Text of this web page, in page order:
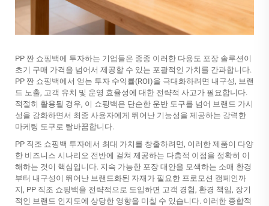
PP 짠 쇼핑백에 투자하는 기업들은 종종 이러한 다용도 포장 솔루션이
초기 구매 가격을 넘어서 제공할 수 있는 포괄적인 가치를 간과합니다.
PP 짠 쇼핑백에서 얻는 투자 수익률(ROI)을 극대화하려면 내구성, 브랜
드 노출, 고객 유치 및 운영 효율성에 대한 전략적 사고가 필요합니다.
적절히 활용될 경우, 이 쇼핑백은 단순한 운반 도구를 넘어 브랜드 가시
성을 강화하면서 최종 사용자에게 뛰어난 기능성을 제공하는 강력한
마케팅 도구로 탈바꿈합니다.
PP 직조 쇼핑백 투자에서 최대 가치를 창출하려면, 이러한 제품이 다양
한 비즈니스 시나리오 전반에 걸쳐 제공하는 다층적 이점을 정확히 이
해하는 것이 핵심입니다. 지속 가능한 포장 대안을 모색하는 소매 환경
부터 내구성이 뛰어난 브랜드화된 자재가 필요한 프로모션 캠페인까
지, PP 직조 쇼핑백을 전략적으로 도입하면 고객 경험, 환경 책임, 장기
적인 브랜드 인지도에 상당한 영향을 미칠 수 있습니다. 이러한 종합적